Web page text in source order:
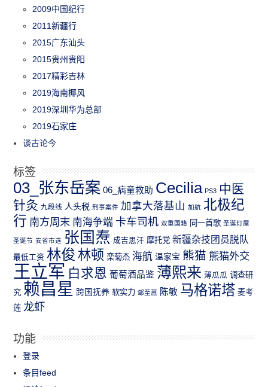
2009中国纪行
2011新疆行
2015广东汕头
2015贵州贵阳
2017精彩吉林
2019海南椰风
2019深圳华为总部
2019石家庄
谈古论今
标签
03_张东岳案 06_病童救助 Cecilia PS3 中医
针灸 九段线 人头税 刑事案件 加拿大落基山 加航 北极纪
行 南方周末 南海争端 卡车司机 双重国籍 同一首歌 圣诞灯屋
圣诞节 安省市选 张国焘 成吉思汗 摩托党 新疆杂技团员脱队
最低工资 林俊 林顿 栾菊杰 海航 温家宝 熊猫 熊猫外交
王立军 白求恩 葡萄酒品鉴 薄熙来 薄瓜瓜 调查研
究 赖昌星 跨国抚养 软实力 邹至蕙 陈敏 马格诺塔 麦考
莲 龙虾
功能
登录
条目feed